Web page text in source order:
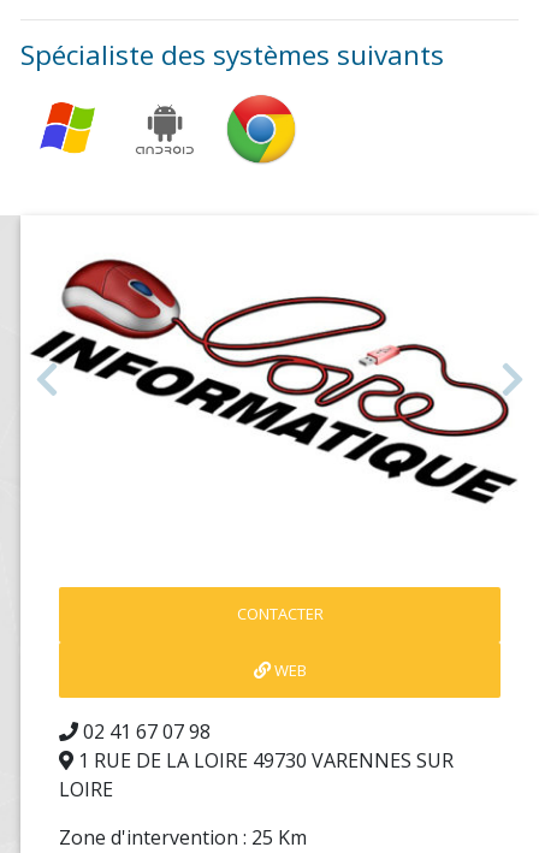
Spécialiste des systèmes suivants
Précédent
CONTACTER
WEB
02 41 67 07 98
1 RUE DE LA LOIRE 49730 VARENNES SUR
LOIRE
Zone d'intervention : 25 Km